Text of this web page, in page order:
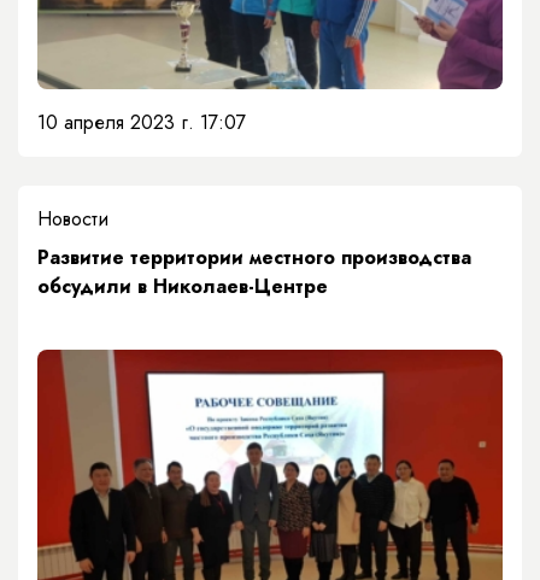
10 апреля 2023 г. 17:07
Новости
​Развитие территории местного производства
обсудили в Николаев-Центре